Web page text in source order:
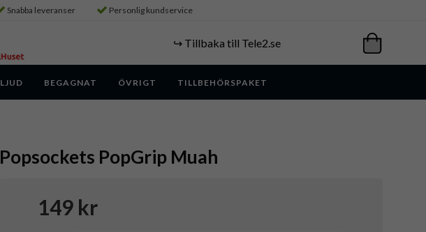
Snabba leveranser Personlig kundservice
↪️ Tillbaka till Tele2.se
LJUD BEGAGNAT ÖVRIGT TILLBEHÖRSPAKET
Popsockets PopGrip Muah
149 kr